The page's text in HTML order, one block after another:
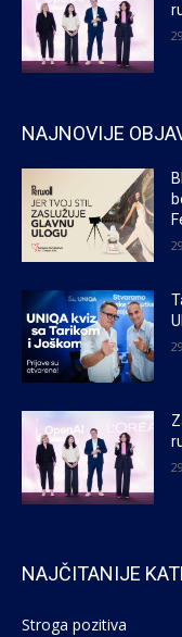
NAJNOVIJE
NAJČITANIJE
Stroga pozitiva